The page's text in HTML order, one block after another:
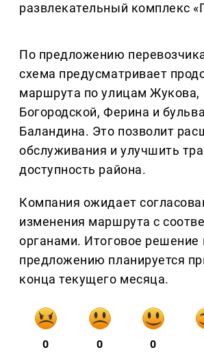
развлекательный комплекс
По предложению
схема предусматривает
маршрута по улицам Жукова,
Богородской, Ферина и
Баландина. Это позволит
обслуживания и улучшить
доступность района.
Компания ожидает
изменения маршрута с
органами. Итоговое решение
предложению планируется
конца текущего месяца.
0 0 0